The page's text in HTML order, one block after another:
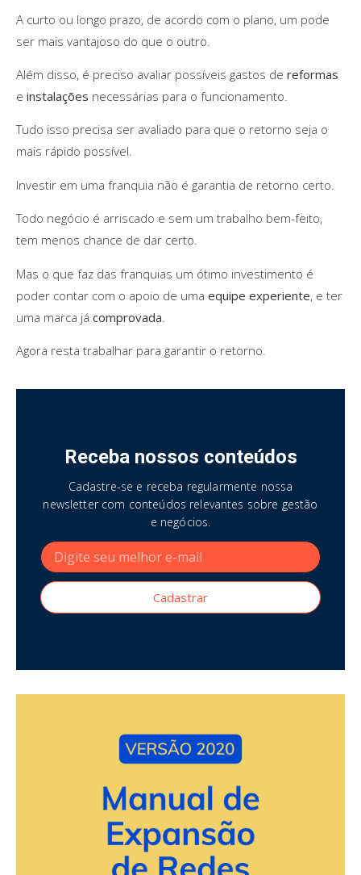
A curto ou longo prazo, de acordo com o plano, um pode
ser mais vantajoso do que o outro.
Além disso, é preciso avaliar possíveis gastos de reformas
e instalações necessárias para o funcionamento.
Tudo isso precisa ser avaliado para que o retorno seja o
mais rápido possível.
Investir em uma franquia não é garantia de retorno certo.
Todo negócio é arriscado e sem um trabalho bem-feito,
tem menos chance de dar certo.
Mas o que faz das franquias um ótimo investimento é
poder contar com o apoio de uma equipe experiente, e ter
uma marca já comprovada
Agora resta trabalhar para garantir o retorno.
Receba nossos conteúdos
Cadastre-se e receba regularmente nossa
newsletter com conteúdos relevantes sobre gestão
e negócios.
Cadastrar